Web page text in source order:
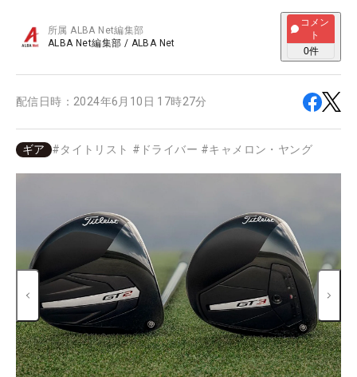
所属ALBA Net編集部
ALBA Net編集部 / ALBA Net
コメン
ト
0件
配信日時： 2024年6月10日 17時27分
ギア #タイトリスト # ドライバー #キャメロン・ヤング